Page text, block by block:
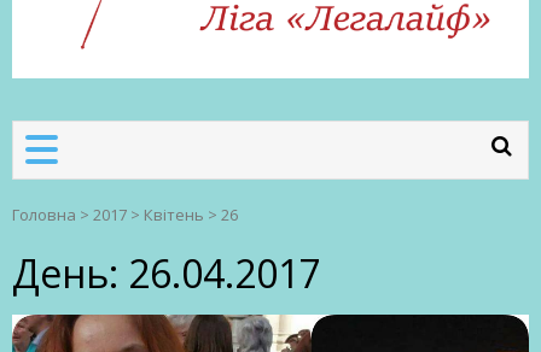
Головна > 2017 > Квітень > 26
День: 26.04.2017